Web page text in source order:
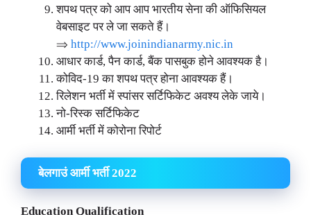
शपथ पत्र को आप आप भारतीय सेना की ऑफिसियल
वेबसाइट पर ले जा सकते हैं।
⇒ http://www.joinindianarmy.nic.in
आधार कार्ड, पैन कार्ड, बैंक पासबुक होने आवश्यक है।
कोविद-19 का शपथ पत्र होना आवश्यक हैं।
रिलेशन भर्ती में स्पांसर सर्टिफिकेट अवश्य लेके जाये।
नो-रिस्क सर्टिफिकेट
आर्मी भर्ती में कोरोना रिपोर्ट
बेलगाउं आर्मी भर्ती 2022
Education Qualification